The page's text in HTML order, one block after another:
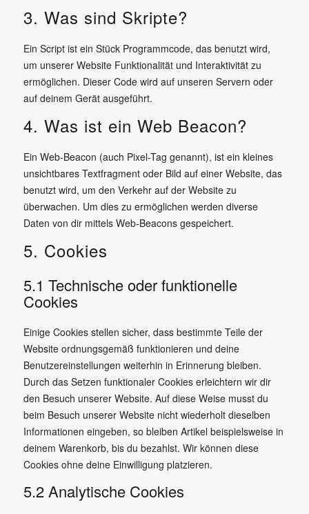
3. Was sind Skripte?
Ein Script ist ein Stück Programmcode, das benutzt wird,
um unserer Website Funktionalität und Interaktivität zu
ermöglichen. Dieser Code wird auf unseren Servern oder
auf deinem Gerät ausgeführt.
4. Was ist ein Web Beacon?
Ein Web-Beacon (auch Pixel-Tag genannt), ist ein kleines
unsichtbares Textfragment oder Bild auf einer Website, das
benutzt wird, um den Verkehr auf der Website zu
überwachen. Um dies zu ermöglichen werden diverse
Daten von dir mittels Web-Beacons gespeichert.
5. Cookies
5.1 Technische oder funktionelle
Cookies
Einige Cookies stellen sicher, dass bestimmte Teile der
Website ordnungsgemäß funktionieren und deine
Benutzereinstellungen weiterhin in Erinnerung bleiben.
Durch das Setzen funktionaler Cookies erleichtern wir dir
den Besuch unserer Website. Auf diese Weise musst du
beim Besuch unserer Website nicht wiederholt dieselben
Informationen eingeben, so bleiben Artikel beispielsweise in
deinem Warenkorb, bis du bezahlst. Wir können diese
Cookies ohne deine Einwilligung platzieren.
5.2 Analytische Cookies